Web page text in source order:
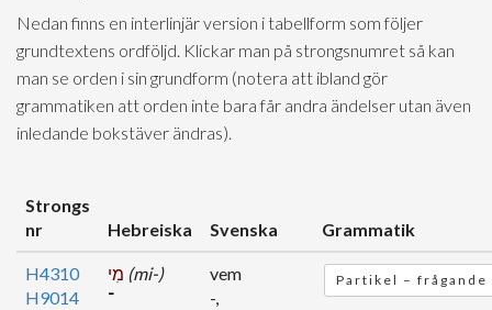
Nedan finns en interlinjär version i tabellform som följer
grundtextens ordföljd. Klickar man på strongsnumret så kan
man se orden i sin grundform (notera att ibland gör
grammatiken att orden inte bara får andra ändelser utan även
inledande bokstäver ändras).
Strongs
nr
Hebreiska Svenska Grammatik
H4310
H9014
(mi-)
־
vem
-,
Partikel – frågande